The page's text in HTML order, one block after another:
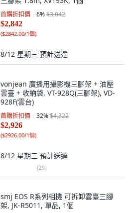
首購折扣價 6%$3,042
$2,842
($2842.00/1個)
8/12 星期三 預計送達
vonjean 廣播用攝影機三腳架 + 油壓
雲臺 + 收納袋, VT-928Q(三腳架), VD-
928F(雲台)
首購折扣價 32%$4,322
$2,926
($2926.00/1個)
8/12 星期三 預計送達
(29)
smj EOS R系列相機 可拆卸雲臺三腳
架, JK-R5011, 單品, 1個